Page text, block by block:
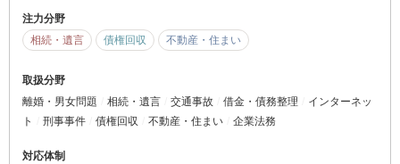
注力分野
相続・遺言
債権回収 不動産・住まい
取扱分野
離婚・男女問題
相続・遺言 交通事故 借金・債務整理
インターネッ
ト
刑事事件 債権回収 不動産・住まい 企業法務
対応体制